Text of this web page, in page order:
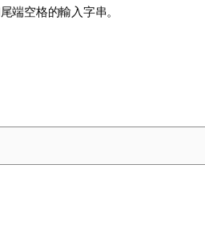
端空格的輸入字串。